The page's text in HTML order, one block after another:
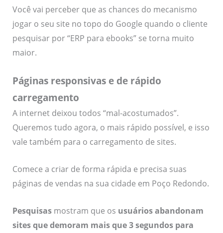
Você vai perceber que as chances do mecanismo
jogar o seu site no topo do Google quando o cliente
pesquisar por “ERP para ebooks” se torna muito
maior.
Páginas responsivas e de rápido
carregamento
A internet deixou todos “mal-acostumados”.
Queremos tudo agora, o mais rápido possível, e isso
vale também para o carregamento de sites.
Comece a criar de forma rápida e precisa suas
páginas de vendas na sua cidade em Poço Redondo.
Pesquisasmostram que os usuários abandonam
sites que demoram mais que 3 segundos para